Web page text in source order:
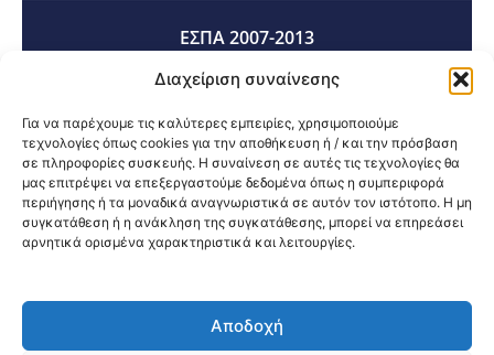
Διαχείριση συναίνεσης
Για να παρέχουμε τις καλύτερες εμπειρίες, χρησιμοποιούμε
τεχνολογίες όπως cookies για την αποθήκευση ή / και την πρόσβαση
σε πληροφορίες συσκευής. Η συναίνεση σε αυτές τις τεχνολογίες θα
μας επιτρέψει να επεξεργαστούμε δεδομένα όπως η συμπεριφορά
περιήγησης ή τα μοναδικά αναγνωριστικά σε αυτόν τον ιστότοπο. Η μη
συγκατάθεση ή η ανάκληση της συγκατάθεσης, μπορεί να επηρεάσει
αρνητικά ορισμένα χαρακτηριστικά και λειτουργίες.
Αποδοχή
ΕΣΠΑ 2007-2013
ΕΣΠΑ 2014-2020
ΕΣΠΑ 2021-2027
@2026 3ype.gr All rights reserved